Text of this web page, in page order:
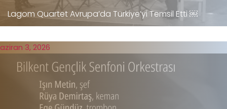
Lagom Quartet Avrupa’da Türkiye’yi Temsil Etti ￼
3, 2026